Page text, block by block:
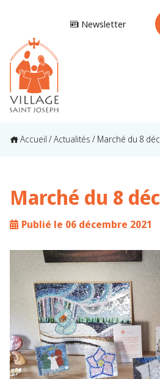
Newsletter
Accueil /Actualités / Marché du 8
Marché du 8
Publié le 06 décembre 2021